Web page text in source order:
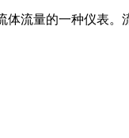
流量的一种仪表。